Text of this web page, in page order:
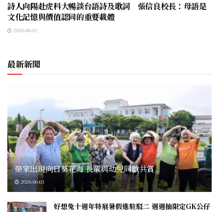
詩人向陽赴虎科大暢談台語詩及歌詞 張信良校長：母語是
文化記憶與價值認同的重要載體
2026-06-02
最新新聞
榮家出現向日葵花海 長輩與幼兒同歡共賞
2026-06-03
好想兔十週年特展暑假進駐駁二 週週抽限定GK公仔